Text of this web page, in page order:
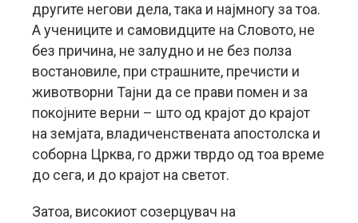
другите негови дела, така и најмногу за тоа.
А учениците и самовидците на Словото, не
без причина, не залудно и не без полза
востановиле, при страшните, пречисти и
животворни Тајни да се прави помен и за
покојните верни – што од крајот до крајот
на земјата, владиченствената апостолска и
соборна Црква, го држи тврдо од тоа време
до сега, и до крајот на светот.
Затоа, високиот созерцувач на